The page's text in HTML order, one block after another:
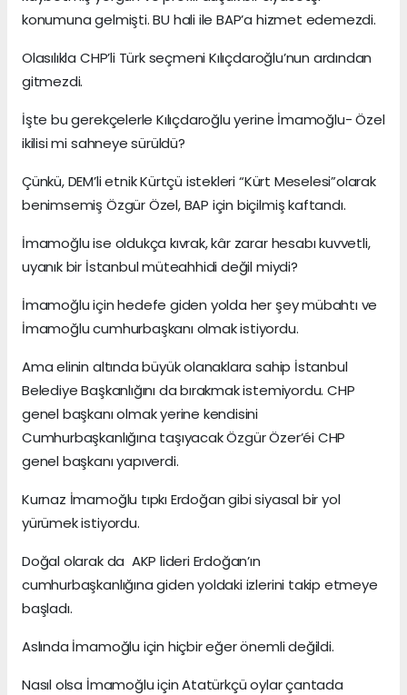
konumuna gelmişti. BU hali ile BAP’a hizmet edemezdi.
Olasılıkla CHP’li Türk seçmeni Kılıçdaroğlu’nun ardından
gitmezdi.
İşte bu gerekçelerle Kılıçdaroğlu yerine İmamoğlu- Özel
ikilisi mi sahneye sürüldü?
Çünkü, DEM’li etnik Kürtçü istekleri “Kürt Meselesi”olarak
benimsemiş Özgür Özel, BAP için biçilmiş kaftandı.
İmamoğlu ise oldukça kıvrak, kâr zarar hesabı kuvvetli,
uyanık bir İstanbul müteahhidi değil miydi?
İmamoğlu için hedefe giden yolda her şey mübahtı ve
İmamoğlu cumhurbaşkanı olmak istiyordu.
Ama elinin altında büyük olanaklara sahip İstanbul
Belediye Başkanlığını da bırakmak istemiyordu. CHP
genel başkanı olmak yerine kendisini
Cumhurbaşkanlığına taşıyacak Özgür Özer’éi CHP
genel başkanı yapıverdi.
Kurnaz İmamoğlu tıpkı Erdoğan gibi siyasal bir yol
yürümek istiyordu.
Doğal olarak da AKP lideri Erdoğan’ın
cumhurbaşkanlığına giden yoldaki izlerini takip etmeye
başladı.
Aslında İmamoğlu için hiçbir eğer önemli değildi.
Nasıl olsa İmamoğlu için Atatürkçü oylar çantada